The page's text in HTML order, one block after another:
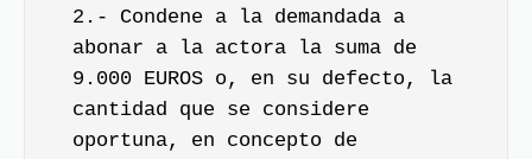
2.- Condene a la demandada a
abonar a la actora la suma de
9.000 EUROS o, en su defecto, la
cantidad que se considere
oportuna, en concepto de